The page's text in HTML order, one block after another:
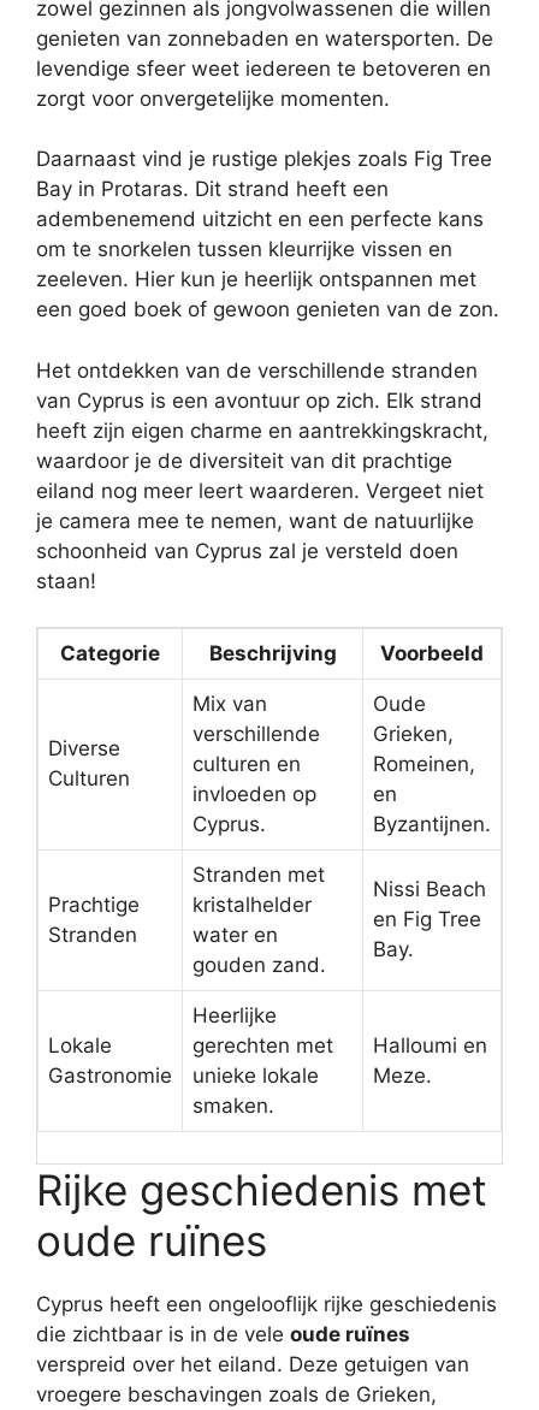
zowel gezinnen als jongvolwassenen die willen
genieten van zonnebaden en watersporten. De
levendige sfeer weet iedereen te betoveren en
zorgt voor onvergetelijke momenten.
Daarnaast vind je rustige plekjes zoals Fig Tree
Bay in Protaras. Dit strand heeft een
adembenemend uitzicht en een perfecte kans
om te snorkelen tussen kleurrijke vissen en
zeeleven. Hier kun je heerlijk ontspannen met
een goed boek of gewoon genieten van de zon.
Het ontdekken van de verschillende stranden
van Cyprus is een avontuur op zich. Elk strand
heeft zijn eigen charme en aantrekkingskracht,
waardoor je de diversiteit van dit prachtige
eiland nog meer leert waarderen. Vergeet niet
je camera mee te nemen, want de natuurlijke
schoonheid van Cyprus zal je versteld doen
staan!
Categorie Beschrijving Voorbeeld
Diverse
Culturen
Mix van
verschillende
culturen en
invloeden op
Cyprus.
Oude
Grieken,
Romeinen,
en
Byzantijnen.
Prachtige
Stranden
Stranden met
kristalhelder
water en
gouden zand.
Nissi Beach
en Fig Tree
Bay.
Lokale
Gastronomie
Heerlijke
gerechten met
unieke lokale
smaken.
Halloumi en
Meze.
Rijke geschiedenis met
oude ruïnes
Cyprus heeft een ongelooflijk rijke geschiedenis
die zichtbaar is in de vele oude ruïnes
verspreid over het eiland. Deze getuigen van
vroegere beschavingen zoals de Grieken,